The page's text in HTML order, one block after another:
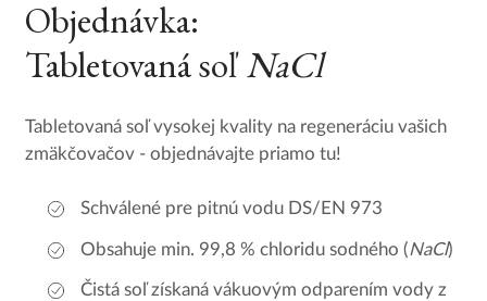
Objednávka:
Tabletovaná soľNaCl
Tabletovaná soľ vysokej kvality na regeneráciu vašich
zmäkčovačov - objednávajte priamo tu!
Schválené pre pitnú vodu DS/EN 973
Obsahuje min. 99,8 % chloridu sodného (NaCl)
Čistá soľ získaná vákuovým odparením vody z